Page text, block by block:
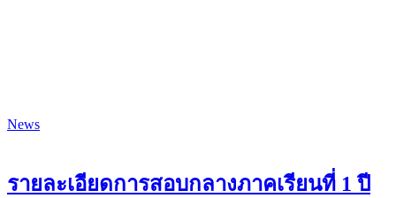
News
รายละเอียดการสอบกลางภาคเรียนที่ 1 ปี